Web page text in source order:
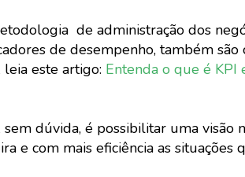
de administração dos
de desempenho, também são
este artigo: Entenda o que é KPI
dúvida, é possibilitar uma visão
e com mais eficiência as situações